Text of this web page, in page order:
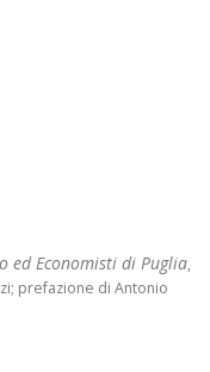
ed Economisti di Puglia,
prefazione di Antonio